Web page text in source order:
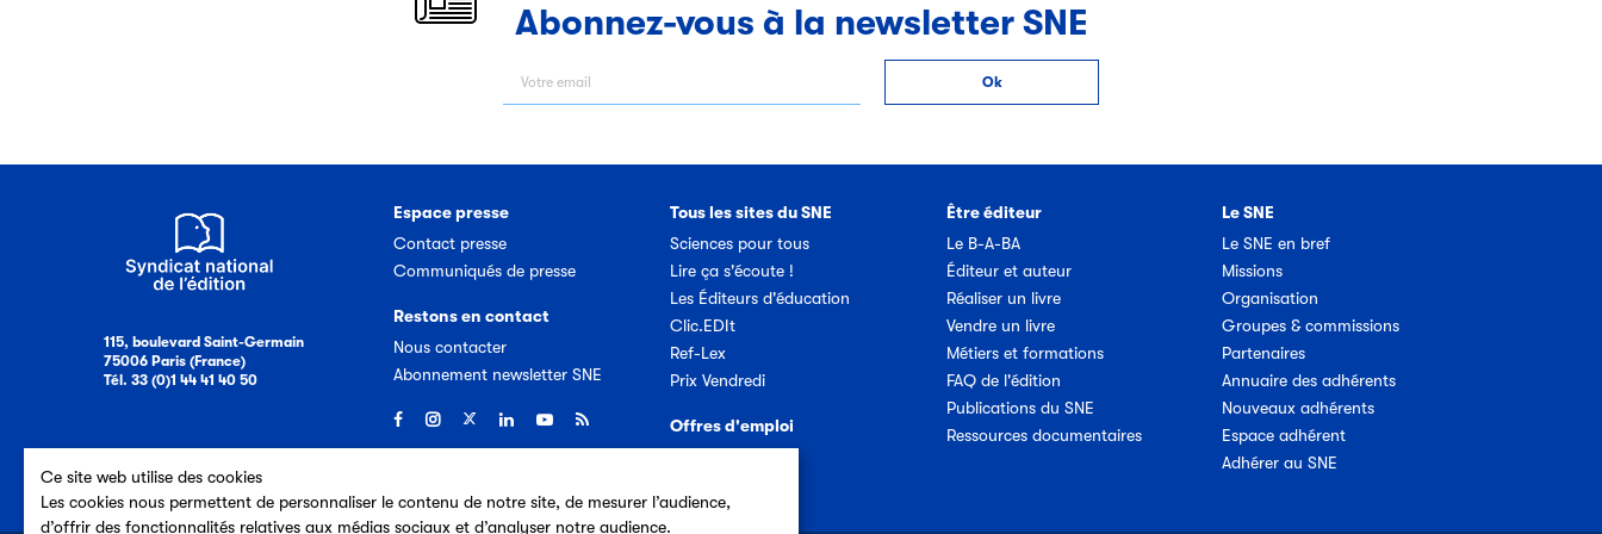
Ce site web utilise des cookies
Les cookies nous permettent de personnaliser le contenu de notre site, de mesurer l’audience,
d’offrir des fonctionnalités relatives aux médias sociaux et d’analyser notre audience.
Abonnez-vous à la newsletter SNE
115, boulevard Saint-Germain
75006 Paris (France)
Tél. 33 (0)1 44 41 40 50
Espace presse
Contact presse
Communiqués de presse
Restons en contact
Nous contacter
Abonnement newsletter SNE
Tous les sites du SNE
Sciences pour tous
Lire ça s'écoute !
Les Éditeurs d'éducation
Clic.EDIt
Ref-Lex
Prix Vendredi
Offres d'emploi
Être éditeur
Le B-A-BA
Éditeur et auteur
Réaliser un livre
Vendre un livre
Métiers et formations
FAQ de l'édition
Publications du SNE
Ressources documentaires
Le SNE
Le SNE en bref
Missions
Organisation
Groupes & commissions
Partenaires
Annuaire des adhérents
Nouveaux adhérents
Espace adhérent
Adhérer au SNE